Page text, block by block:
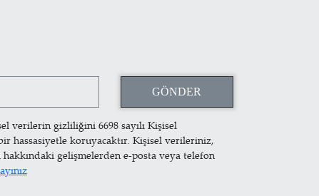
verilerin gizliliğini 6698 sayılı Kişisel
hassasiyetle koruyacaktır. Kişisel verileriniz,
gelişmelerden e-posta veya telefon